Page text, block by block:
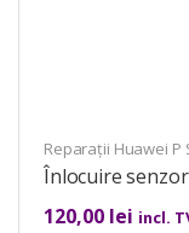
Reparații Huawei P
Înlocuire
120,00 lei incl.